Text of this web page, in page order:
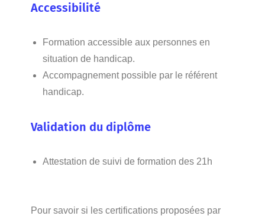
Accessibilité
Formation accessible aux personnes en
situation de handicap.
Accompagnement possible par le référent
handicap.
Validation du diplôme
Attestation de suivi de formation des 21h
Pour savoir si les certifications proposées par